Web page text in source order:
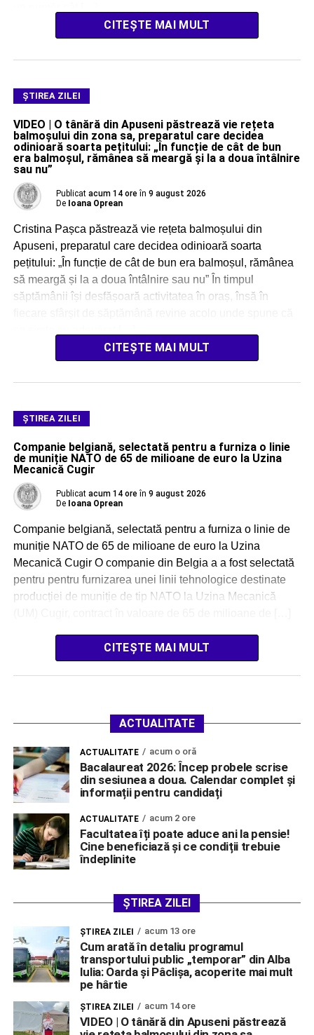
CITEȘTE MAI MULT
ŞTIREA ZILEI
VIDEO | O tânără din Apuseni păstrează vie rețeta
balmoșului din zona sa, preparatul care decidea
odinioară soarta pețitului: „În funcție de cât de bun
era balmoșul, rămânea să meargă și la a doua întâlnire
sau nu”
Publicat acum 14 ore în 9 august 2026
De Ioana Oprean
Cristina Pașca păstrează vie rețeta balmoșului din
Apuseni, preparatul care decidea odinioară soarta
pețitului: „În funcție de cât de bun era balmoșul, rămânea
să meargă și la a doua întâlnire sau nu” În timpul
săptămânii își desfășoară activitatea în oraș, însă în
CITEȘTE MAI MULT
ŞTIREA ZILEI
Companie belgiană, selectată pentru a furniza o linie
de muniție NATO de 65 de milioane de euro la Uzina
Mecanică Cugir
Publicat acum 14 ore în 9 august 2026
De Ioana Oprean
Companie belgiană, selectată pentru a furniza o linie de
muniție NATO de 65 de milioane de euro la Uzina
Mecanică Cugir O companie din Belgia a a fost selectată
pentru pentru furnizarea unei linii tehnologice destinate
producției de muniție de tip NATO la Uzina Mecanică
CITEȘTE MAI MULT
ACTUALITATE
ACTUALITATE acum o oră
Bacalaureat 2026: Încep probele scrise
din sesiunea a doua. Calendar complet și
informații pentru candidați
ACTUALITATE acum 2 ore
Facultatea îți poate aduce ani la pensie!
Cine beneficiază și ce condiții trebuie
îndeplinite
ȘTIREA ZILEI
ŞTIREA ZILEI acum 13 ore
Cum arată în detaliu programul
transportului public „temporar” din Alba
Iulia: Oarda și Pâclișa, acoperite mai mult
pe hârtie
ŞTIREA ZILEI acum 14 ore
VIDEO | O tânără din Apuseni păstrează